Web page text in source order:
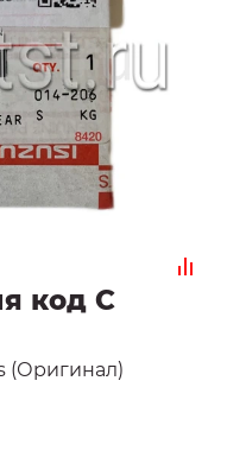
код C
(Оригинал)